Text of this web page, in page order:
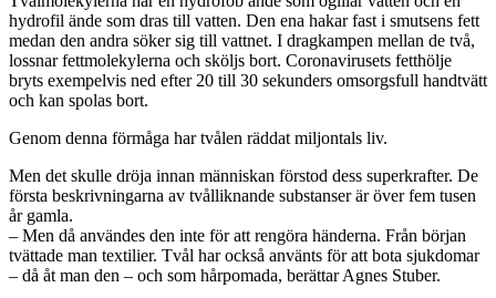
hydrofil ände som dras till vatten. Den ena hakar fast i smutsens fett
medan den andra söker sig till vattnet. I dragkampen mellan de två,
lossnar fettmolekylerna och sköljs bort. Coronavirusets fetthölje
bryts exempelvis ned efter 20 till 30 sekunders omsorgsfull handtvätt
och kan spolas bort.
Genom denna förmåga har tvålen räddat miljontals liv.
Men det skulle dröja innan människan förstod dess superkrafter. De
första beskrivningarna av tvålliknande substanser är över fem tusen
år gamla.
– Men då användes den inte för att rengöra händerna. Från början
tvättade man textilier. Tvål har också använts för att bota sjukdomar
– då åt man den – och som hårpomada, berättar Agnes Stuber.